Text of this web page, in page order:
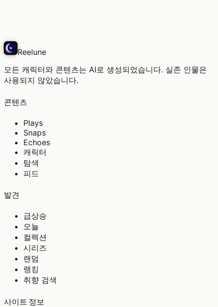
Reelune
모든 캐릭터와 콘텐츠는 AI로 생성되었습니다. 실존 인물은
사용되지 않았습니다.
콘텐츠
Plays
Snaps
Echoes
캐릭터
탐색
피드
발견
급상승
오늘
컬렉션
시리즈
랜덤
랭킹
취향 검색
사이트 정보